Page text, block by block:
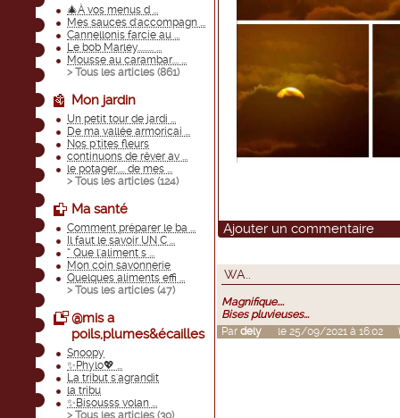
🎄À vos menus d ...
Mes sauces d'accompagn ...
Cannellonis farcie au ...
Le bob Marley......... ...
Mousse au carambar.... ...
> Tous les articles (861)
Mon jardin
Un petit tour de jardi ...
De ma vallée armoricai ...
Nos p'tites fleurs
continuons de rêver av ...
le potager..... de mes ...
> Tous les articles (124)
Ma santé
Comment préparer le ba ...
Il faut le savoir UN C ...
“ Que l'aliment s ...
Mon coin savonnerie
Quelques aliments effi ...
> Tous les articles (47)
@mis a
poils,plumes&écailles
Snoopy
✨Phylo💖 ...
La tribut s'agrandit
la tribu
✨Bisousss volan ...
> Tous les articles (30)
Ajouter un commentaire
WA..
Magnifique....
Bises pluvieuses...
Par delyle 25/09/2021 à 16:02